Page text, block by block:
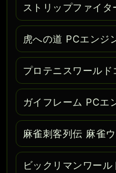
ストリップファイ
虎への道 PCエンジ
プロテニスワール
ガイフレーム PCエ
麻雀刺客列伝 麻雀
ビックリマンワー